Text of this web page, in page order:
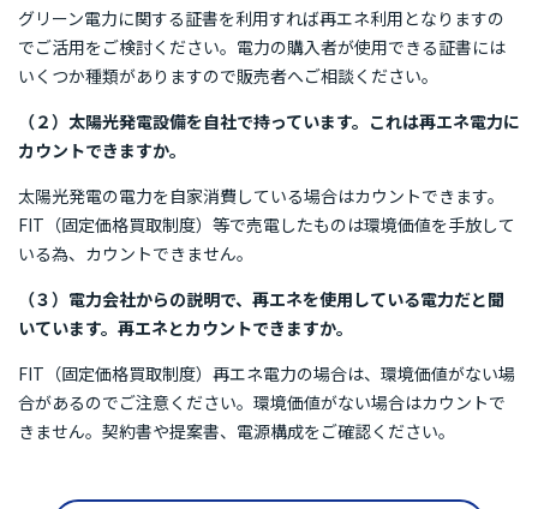
メディア掲載
再エネ100宣言 RE Action の最新情報
新規参加団体のお知らせ
RE Actionからのお知らせ
参加団体の最新情報
参加団体の取り組み
参加団体の方へのお知らせ
グリーン電力に関する証書を利用すれば再エネ利用となりますの
でご活用をご検討ください。電力の購入者が使用できる証書には
いくつか種類がありますので販売者へご相談ください。
（２）太陽光発電設備を自社で持っています。これは再エネ電力に
カウントできますか。
太陽光発電の電力を自家消費している場合はカウントできます。
FIT（固定価格買取制度）等で売電したものは環境価値を手放して
いる為、カウントできません。
（３）電力会社からの説明で、再エネを使用している電力だと聞
いています。再エネとカウントできますか。
FIT（固定価格買取制度）再エネ電力の場合は、環境価値がない場
合があるのでご注意ください。環境価値がない場合はカウントで
きません。契約書や提案書、電源構成をご確認ください。